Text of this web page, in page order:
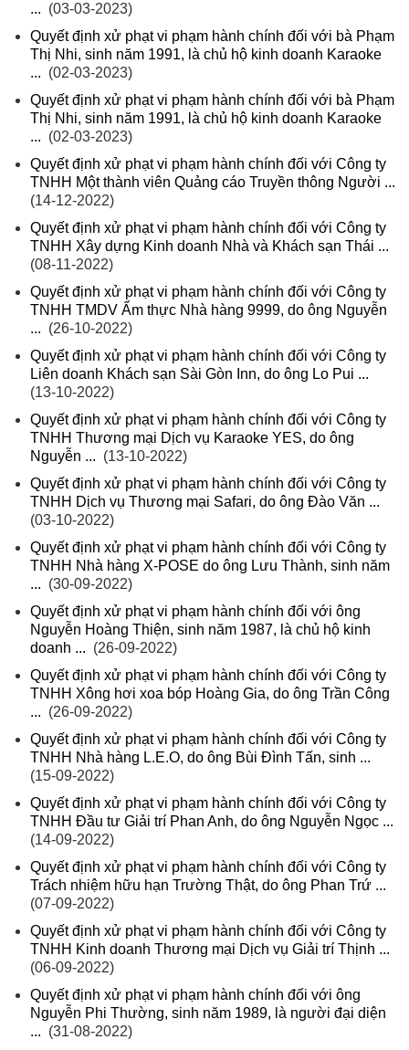
... (03-03-2023)
Quyết định xử phạt vi phạm hành chính đối với bà Phạm
Thị Nhi, sinh năm 1991, là chủ hộ kinh doanh Karaoke
... (02-03-2023)
Quyết định xử phạt vi phạm hành chính đối với bà Phạm
Thị Nhi, sinh năm 1991, là chủ hộ kinh doanh Karaoke
... (02-03-2023)
Quyết định xử phạt vi phạm hành chính đối với Công ty
TNHH Một thành viên Quảng cáo Truyền thông Người ...
(14-12-2022)
Quyết định xử phạt vi phạm hành chính đối với Công ty
TNHH Xây dựng Kinh doanh Nhà và Khách sạn Thái ...
(08-11-2022)
Quyết định xử phạt vi phạm hành chính đối với Công ty
TNHH TMDV Ẩm thực Nhà hàng 9999, do ông Nguyễn
... (26-10-2022)
Quyết định xử phạt vi phạm hành chính đối với Công ty
Liên doanh Khách sạn Sài Gòn Inn, do ông Lo Pui ...
(13-10-2022)
Quyết định xử phạt vi phạm hành chính đối với Công ty
TNHH Thương mại Dịch vụ Karaoke YES, do ông
Nguyễn ... (13-10-2022)
Quyết định xử phạt vi phạm hành chính đối với Công ty
TNHH Dịch vụ Thương mại Safari, do ông Đào Văn ...
(03-10-2022)
Quyết định xử phạt vi phạm hành chính đối với Công ty
TNHH Nhà hàng X-POSE do ông Lưu Thành, sinh năm
... (30-09-2022)
Quyết định xử phạt vi phạm hành chính đối với ông
Nguyễn Hoàng Thiện, sinh năm 1987, là chủ hộ kinh
doanh ... (26-09-2022)
Quyết định xử phạt vi phạm hành chính đối với Công ty
TNHH Xông hơi xoa bóp Hoàng Gia, do ông Trần Công
... (26-09-2022)
Quyết định xử phạt vi phạm hành chính đối với Công ty
TNHH Nhà hàng L.E.O, do ông Bùi Đình Tấn, sinh ...
(15-09-2022)
Quyết định xử phạt vi phạm hành chính đối với Công ty
TNHH Đầu tư Giải trí Phan Anh, do ông Nguyễn Ngọc ...
(14-09-2022)
Quyết định xử phạt vi phạm hành chính đối với Công ty
Trách nhiệm hữu hạn Trường Thật, do ông Phan Trứ ...
(07-09-2022)
Quyết định xử phạt vi phạm hành chính đối với Công ty
TNHH Kinh doanh Thương mại Dịch vụ Giải trí Thịnh ...
(06-09-2022)
Quyết định xử phạt vi phạm hành chính đối với ông
Nguyễn Phi Thường, sinh năm 1989, là người đại diện
... (31-08-2022)